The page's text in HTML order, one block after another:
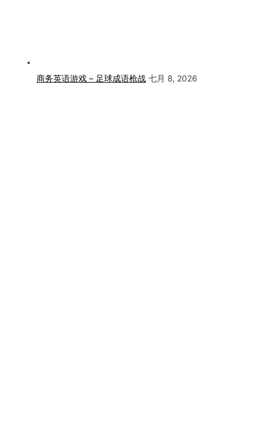
商务英语游戏 – 足球成语枪战 七月 8, 2026